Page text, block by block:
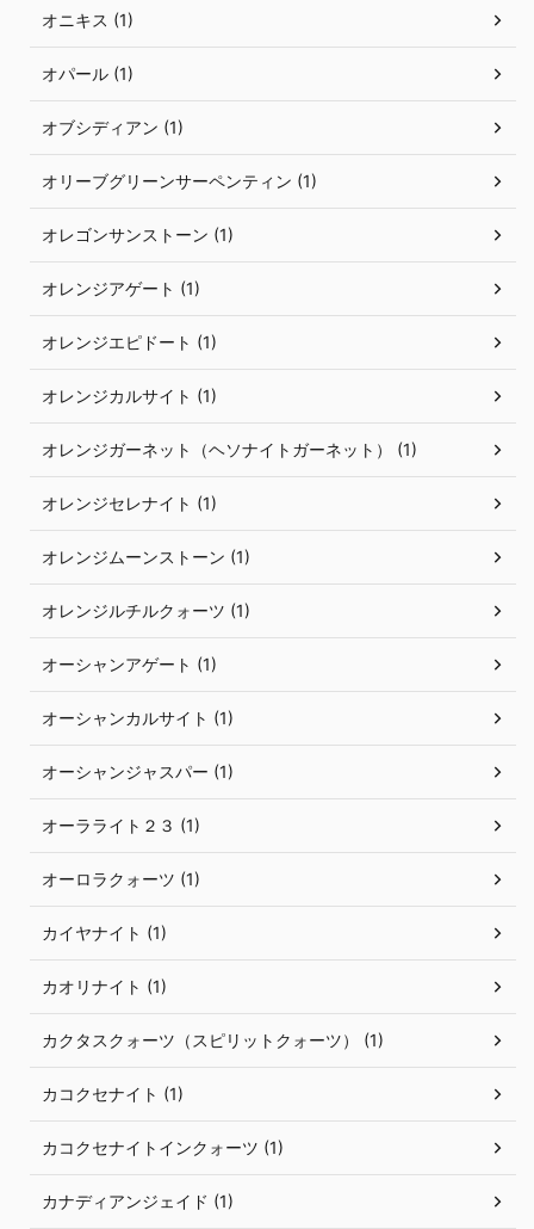
オニキス (1)
オパール (1)
オブシディアン (1)
オリーブグリーンサーペンティン (1)
オレゴンサンストーン (1)
オレンジアゲート (1)
オレンジエピドート (1)
オレンジカルサイト (1)
オレンジガーネット（ヘソナイトガーネット） (1)
オレンジセレナイト (1)
オレンジムーンストーン (1)
オレンジルチルクォーツ (1)
オーシャンアゲート (1)
オーシャンカルサイト (1)
オーシャンジャスパー (1)
オーラライト２３ (1)
オーロラクォーツ (1)
カイヤナイト (1)
カオリナイト (1)
カクタスクォーツ（スピリットクォーツ） (1)
カコクセナイト (1)
カコクセナイトインクォーツ (1)
カナディアンジェイド (1)